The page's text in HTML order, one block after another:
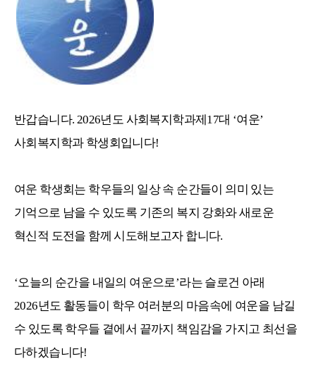
반갑습니다. 2026년도 사회복지학과제17대 ‘여운’
사회복지학과 학생회입니다!
여운 학생회는 학우들의 일상 속 순간들이 의미 있는
기억으로 남을 수 있도록 기존의 복지 강화와 새로운
혁신적 도전을 함께 시도해보고자 합니다.
‘오늘의 순간을 내일의 여운으로’라는 슬로건 아래
2026년도 활동들이 학우 여러분의 마음속에 여운을 남길
수 있도록 학우들 곁에서 끝까지 책임감을 가지고 최선을
다하겠습니다!